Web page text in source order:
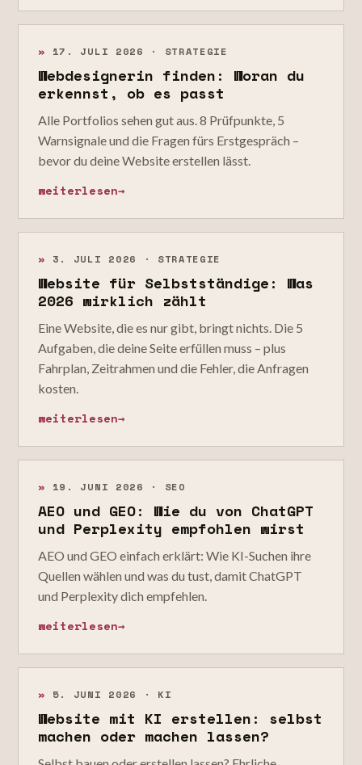
» 17. JULI 2026 · STRATEGIE
Webdesignerin finden: Woran du
erkennst, ob es passt
Alle Portfolios sehen gut aus. 8 Prüfpunkte, 5
Warnsignale und die Fragen fürs Erstgespräch –
bevor du deine Website erstellen lässt.
weiterlesen→
» 3. JULI 2026 · STRATEGIE
Website für Selbstständige: Was
2026 wirklich zählt
Eine Website, die es nur gibt, bringt nichts. Die 5
Aufgaben, die deine Seite erfüllen muss – plus
Fahrplan, Zeitrahmen und die Fehler, die Anfragen
kosten.
weiterlesen→
» 19. JUNI 2026 · SEO
AEO und GEO: Wie du von ChatGPT
und Perplexity empfohlen wirst
AEO und GEO einfach erklärt: Wie KI-Suchen ihre
Quellen wählen und was du tust, damit ChatGPT
und Perplexity dich empfehlen.
weiterlesen→
» 5. JUNI 2026 · KI
Website mit KI erstellen: selbst
machen oder machen lassen?